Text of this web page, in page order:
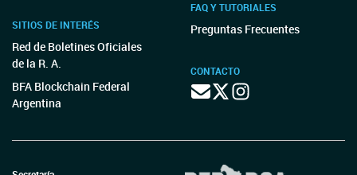
SITIOS DE INTERÉS
Red de Boletines Oficiales
de la R. A.
BFA Blockchain Federal
Argentina
FAQ Y TUTORIALES
Preguntas Frecuentes
CONTACTO